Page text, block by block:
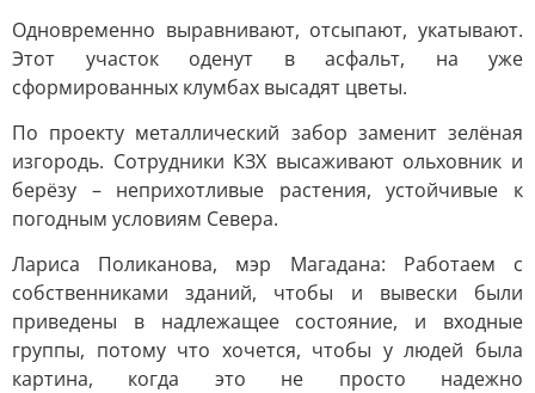
Одновременно выравнивают, отсыпают, укатывают.
Этот участок оденут в асфальт, на уже
сформированных клумбах высадят цветы.
По проекту металлический забор заменит зелёная
изгородь. Сотрудники КЗХ высаживают ольховник и
берёзу – неприхотливые растения, устойчивые к
погодным условиям Севера.
Лариса Поликанова, мэр Магадана: Работаем с
собственниками зданий, чтобы и вывески были
приведены в надлежащее состояние, и входные
группы, потому что хочется, чтобы у людей была
картина, когда это не просто надежно